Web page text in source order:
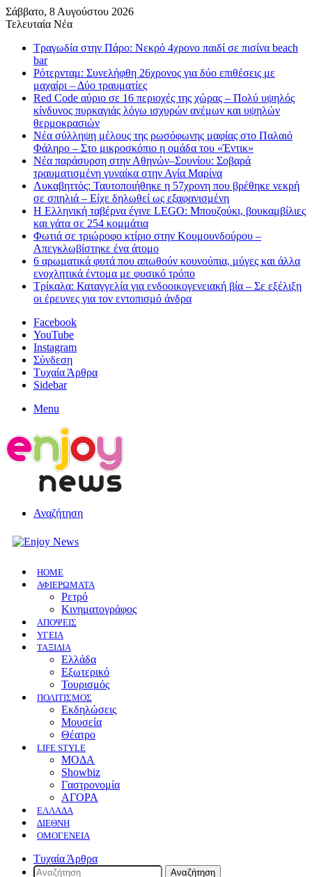
Σάββατο, 8 Αυγούστου 2026
Τελευταία Νέα
Τραγωδία στην Πάρο: Νεκρό 4χρονο παιδί σε πισίνα beach
bar
Ρότερνταμ: Συνελήφθη 26χρονος για δύο επιθέσεις με
μαχαίρι – Δύο τραυματίες
Red Code αύριο σε 16 περιοχές της χώρας – Πολύ υψηλός
κίνδυνος πυρκαγιάς λόγω ισχυρών ανέμων και υψηλών
θερμοκρασιών
Νέα σύλληψη μέλους της ρωσόφωνης μαφίας στο Παλαιό
Φάληρο – Στο μικροσκόπιο η ομάδα του «Έντικ»
Νέα παράσυρση στην Αθηνών–Σουνίου: Σοβαρά
τραυματισμένη γυναίκα στην Αγία Μαρίνα
Λυκαβηττός: Ταυτοποιήθηκε η 57χρονη που βρέθηκε νεκρή
σε σπηλιά – Είχε δηλωθεί ως εξαφανισμένη
H Ελληνική ταβέρνα έγινε LEGO: Μπουζούκι, βουκαμβίλιες
και γάτα σε 254 κομμάτια
Φωτιά σε τριώροφο κτίριο στην Κουμουνδούρου –
Απεγκλωβίστηκε ένα άτομο
6 αρωματικά φυτά που απωθούν κουνούπια, μύγες και άλλα
ενοχλητικά έντομα με φυσικό τρόπο
Τρίκαλα: Καταγγελία για ενδοοικογενειακή βία – Σε εξέλιξη
οι έρευνες για τον εντοπισμό άνδρα
Facebook
YouTube
Instagram
Σύνδεση
Τυχαία Άρθρα
Sidebar
Menu
Αναζήτηση
HOME
ΑΦΙΕΡΩΜΑΤΑ
Ρετρό
Κινηματογράφος
ΑΠΟΨΕΙΣ
ΥΓΕΙΑ
ΤΑΞΙΔΙΑ
Ελλάδα
Εξωτερικό
Τουρισμός
ΠΟΛΙΤΙΣΜΟΣ
Eκδηλώσεις
Mουσεία
Θέατρο
LIFE STYLE
ΜΟΔΑ
Showbiz
Γαστρονομία
ΑΓΟΡΑ
ΕΛΛΆΔΑ
ΔΙΕΘΝΉ
ΟΜΟΓΈΝΕΙΑ
Τυχαία Άρθρα
Αναζήτηση